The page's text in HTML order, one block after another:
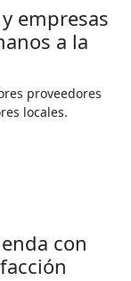
empresas
a la
proveedores
locales.
con